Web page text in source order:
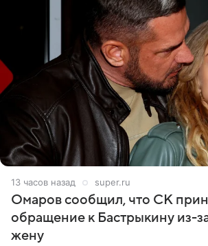
13 часов назад super.ru
Омаров сообщил, что СК
обращение к Бастрыкину из-
жену